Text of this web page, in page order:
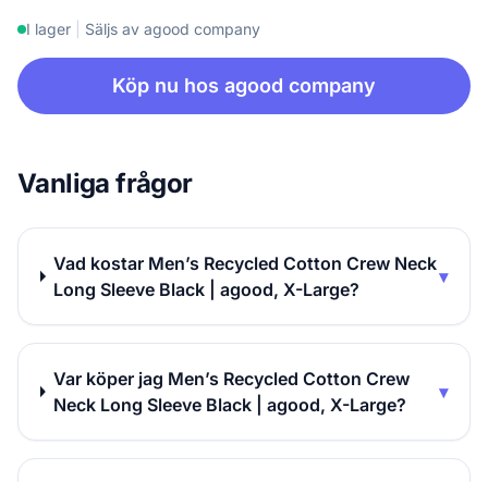
I lager Säljs av agood company
Köp nu hos agood company
Vanliga frågor
Vad kostar Men’s Recycled Cotton Crew Neck
Long Sleeve Black | agood, X-Large?
▾
Var köper jag Men’s Recycled Cotton Crew
Neck Long Sleeve Black | agood, X-Large?
▾